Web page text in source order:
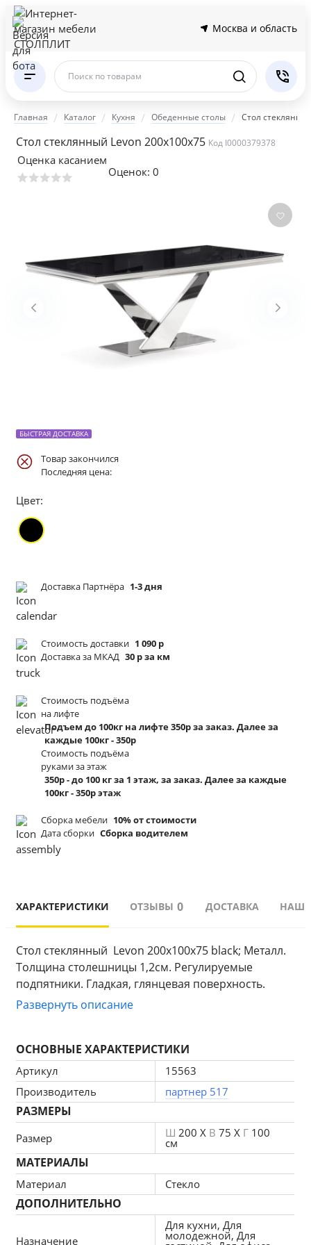
Москва и область
Поиск по товарам
Главная Каталог Кухня Обеденные столы Стол
Стол стеклянный Levon 200x100x75 Код I0000379378
Оценка касанием
Оценок: 0
БЫСТРАЯ ДОСТАВКА
Товар закончился
Последняя цена:
Цвет:
Доставка Партнёра 1-3 дня
Стоимость доставки 1 090 р
Доставка за МКАД 30 р за км
Стоимость подъёма
на лифте
Подъем до 100кг на лифте 350р за заказ. Далее за
каждые 100кг - 350р
Стоимость подъёма
руками за этаж
350р - до 100 кг за 1 этаж, за заказ. Далее за каждые
100кг - 350р этаж
Сборка мебели 10% от стоимости
Дата сборки Сборка водителем
ХАРАКТЕРИСТИКИ ОТЗЫВЫ 0 ДОСТАВКА
Стол стеклянный  Levon 200x100x75 black; Металл.
Толщина столешницы 1,2см. Регулируемые
подпятники. Гладкая, глянцевая поверхность.
Ножка из высокопрочного хромированноо
Развернуть описание
ОСНОВНЫЕ ХАРАКТЕРИСТИКИ
Артикул
15563
Производитель
партнер 517
РАЗМЕРЫ
Размер Ш 200 X В 75 X Г 100
см
МАТЕРИАЛЫ
Материал Стекло
ДОПОЛНИТЕЛЬНО
Назначение
Для кухни, Для
молодежной, Для